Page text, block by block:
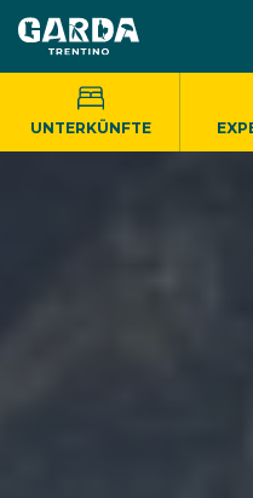
UNTERKÜNFTE